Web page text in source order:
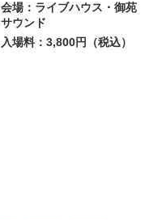
会場：ライブハウス・御苑
サウンド
入場料：3,800円（税込）